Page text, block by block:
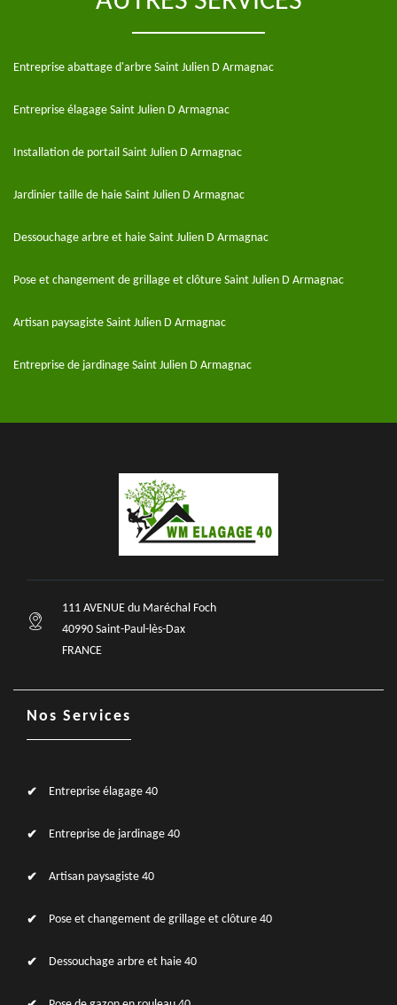
Entreprise abattage d'arbre Saint Julien D Armagnac
Entreprise élagage Saint Julien D Armagnac
Installation de portail Saint Julien D Armagnac
Jardinier taille de haie Saint Julien D Armagnac
Dessouchage arbre et haie Saint Julien D Armagnac
Pose et changement de grillage et clôture Saint Julien D Armagnac
Artisan paysagiste Saint Julien D Armagnac
Entreprise de jardinage Saint Julien D Armagnac
111 AVENUE du Maréchal Foch
40990 Saint-Paul-lès-Dax
FRANCE
Nos Services
Entreprise élagage 40
Entreprise de jardinage 40
Artisan paysagiste 40
Pose et changement de grillage et clôture 40
Dessouchage arbre et haie 40